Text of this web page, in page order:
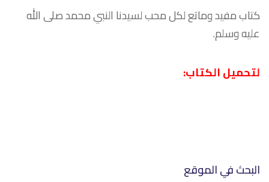
كتاب مفيد وماتع لكل محب لسيدنا النبي محمد صلى الله
عليه وسلم.
لتحميل الكتاب:
البحث في الموقع